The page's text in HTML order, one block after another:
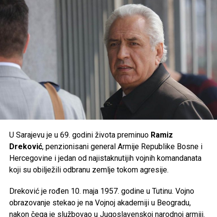
prate preporuke nadležnih službi, jer će naredni dani
donijeti ekstremne ljetne vrućine kakve se rijetko bilježe.
Share
Share
U Sarajevu je u 69. godini života preminuo Ramiz
Dreković, penzionisani general Armije Republike Bosne i
Hercegovine i jedan od najistaknutijih vojnih komandanata
koji su obilježili odbranu zemlje tokom agresije.
Dreković je rođen 10. maja 1957. godine u Tutinu. Vojno
obrazovanje stekao je na Vojnoj akademiji u Beogradu,
nakon čega je službovao u Jugoslavenskoj narodnoj armiji.